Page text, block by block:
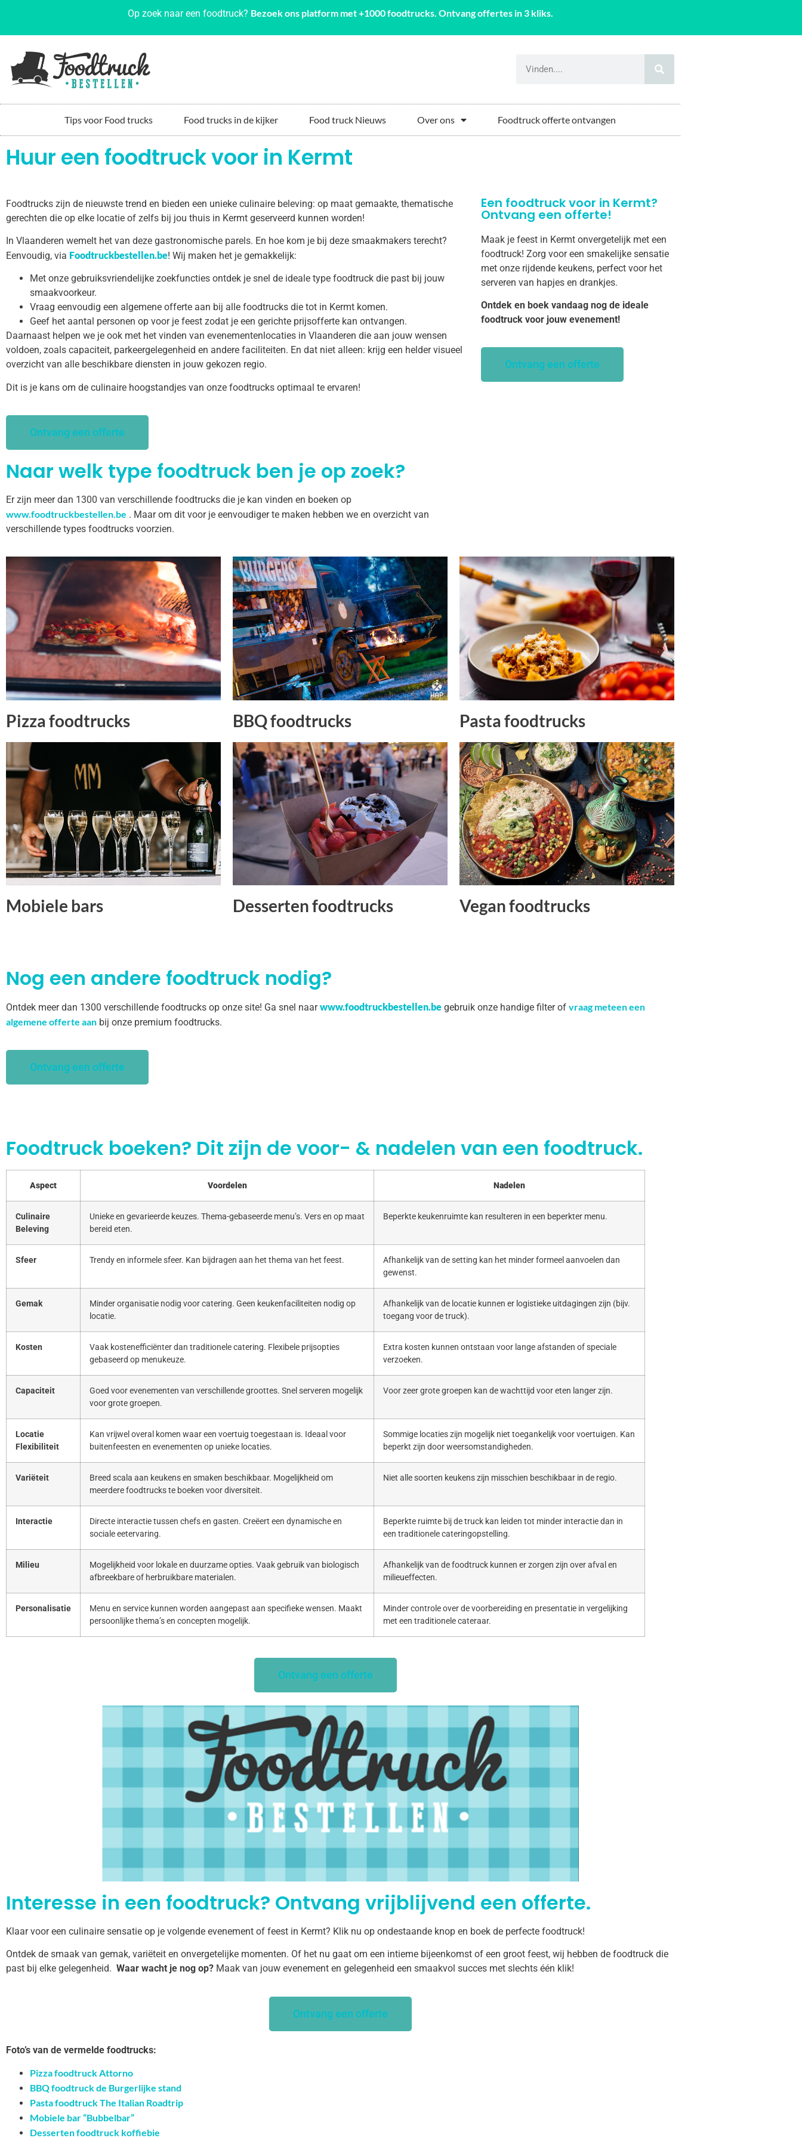
Op zoek naar een foodtruck? Bezoek ons platform met +1000 foodtrucks. Ontvang offertes in 3 kliks.
Tips voor Food trucks Food trucks in de kijker Food truck Nieuws Over ons Foodtruck offerte ontvangen
Huur een foodtruck voor in Kermt
Foodtrucks zijn de nieuwste trend en bieden een unieke culinaire beleving: op maat gemaakte, thematische
gerechten die op elke locatie of zelfs bij jou thuis in Kermt geserveerd kunnen worden!
In Vlaanderen wemelt het van deze gastronomische parels. En hoe kom je bij deze smaakmakers terecht?
Eenvoudig, via Foodtruckbestellen.be! Wij maken het je gemakkelijk:
Met onze gebruiksvriendelijke zoekfuncties ontdek je snel de ideale type foodtruck die past bij jouw
smaakvoorkeur.
Vraag eenvoudig een algemene offerte aan bij alle foodtrucks die tot in Kermt komen.
Geef het aantal personen op voor je feest zodat je een gerichte prijsofferte kan ontvangen.
Daarnaast helpen we je ook met het vinden van evenementenlocaties in Vlaanderen die aan jouw wensen
voldoen, zoals capaciteit, parkeergelegenheid en andere faciliteiten. En dat niet alleen: krijg een helder visueel
overzicht van alle beschikbare diensten in jouw gekozen regio.
Dit is je kans om de culinaire hoogstandjes van onze foodtrucks optimaal te ervaren!
Ontvang een offerte
Naar welk type foodtruck ben je op zoek?
Er zijn meer dan 1300 van verschillende foodtrucks die je kan vinden en boeken op
www.foodtruckbestellen.be . Maar om dit voor je eenvoudiger te maken hebben we en overzicht van
verschillende types foodtrucks voorzien.
Een foodtruck voor in Kermt?
Ontvang een offerte!
Maak je feest in Kermt onvergetelijk met een
foodtruck! Zorg voor een smakelijke sensatie
met onze rijdende keukens, perfect voor het
serveren van hapjes en drankjes.
Ontdek en boek vandaag nog de ideale
foodtruck voor jouw evenement!
Ontvang een offerte
Pizza foodtrucks BBQ foodtrucks Pasta foodtrucks
Mobiele bars Desserten foodtrucks Vegan foodtrucks
Nog een andere foodtruck nodig?
Ontdek meer dan 1300 verschillende foodtrucks op onze site! Ga snel naarwww.foodtruckbestellen.be gebruik onze handige filter of vraag meteen een
algemene offerte aan bij onze premium foodtrucks.
Ontvang een offerte
Foodtruck boeken? Dit zijn de voor- & nadelen van een foodtruck.
Aspect Voordelen Nadelen
Culinaire
Beleving
Unieke en gevarieerde keuzes. Thema-gebaseerde menu’s. Vers en op maat
bereid eten.
Beperkte keukenruimte kan resulteren in een beperkter menu.
Sfeer Trendy en informele sfeer. Kan bijdragen aan het thema van het feest.
Afhankelijk van de setting kan het minder formeel aanvoelen dan
gewenst.
Gemak
Minder organisatie nodig voor catering. Geen keukenfaciliteiten nodig op
locatie.
Afhankelijk van de locatie kunnen er logistieke uitdagingen zijn (bijv.
toegang voor de truck).
Kosten
Vaak kostenefficiënter dan traditionele catering. Flexibele prijsopties
gebaseerd op menukeuze.
Extra kosten kunnen ontstaan voor lange afstanden of speciale
verzoeken.
Capaciteit
Goed voor evenementen van verschillende groottes. Snel serveren mogelijk
voor grote groepen.
Voor zeer grote groepen kan de wachttijd voor eten langer zijn.
Locatie
Flexibiliteit
Kan vrijwel overal komen waar een voertuig toegestaan is. Ideaal voor
buitenfeesten en evenementen op unieke locaties.
Sommige locaties zijn mogelijk niet toegankelijk voor voertuigen. Kan
beperkt zijn door weersomstandigheden.
Variëteit
Breed scala aan keukens en smaken beschikbaar. Mogelijkheid om
meerdere foodtrucks te boeken voor diversiteit.
Niet alle soorten keukens zijn misschien beschikbaar in de regio.
Interactie
Directe interactie tussen chefs en gasten. Creëert een dynamische en
sociale eetervaring.
Beperkte ruimte bij de truck kan leiden tot minder interactie dan in
een traditionele cateringopstelling.
Milieu
Mogelijkheid voor lokale en duurzame opties. Vaak gebruik van biologisch
afbreekbare of herbruikbare materialen.
Afhankelijk van de foodtruck kunnen er zorgen zijn over afval en
milieueffecten.
Personalisatie
Menu en service kunnen worden aangepast aan specifieke wensen. Maakt
persoonlijke thema’s en concepten mogelijk.
Minder controle over de voorbereiding en presentatie in vergelijking
met een traditionele cateraar.
Ontvang een offerte
Interesse in een foodtruck? Ontvang vrijblijvend een offerte.
Klaar voor een culinaire sensatie op je volgende evenement of feest in Kermt? Klik nu op ondestaande knop en boek de perfecte foodtruck!
Ontdek de smaak van gemak, variëteit en onvergetelijke momenten. Of het nu gaat om een intieme bijeenkomst of een groot feest, wij hebben de foodtruck die
past bij elke gelegenheid. Waar wacht je nog op? Maak van jouw evenement en gelegenheid een smaakvol succes met slechts één klik!
Ontvang een offerte
Foto’s van de vermelde foodtrucks:
Pizza foodtruck Attorno
BBQ foodtruck de Burgerlijke stand
Pasta foodtruck The Italian Roadtrip
Mobiele bar “Bubbelbar”
Desserten foodtruck koffiebie